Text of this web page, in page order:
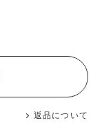
返品について